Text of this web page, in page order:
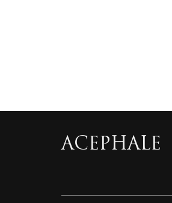
ACEPHALE